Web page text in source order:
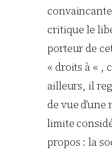
critique le
porteur de
« droits à « ,
ailleurs, il
de vue
limite
propos : la